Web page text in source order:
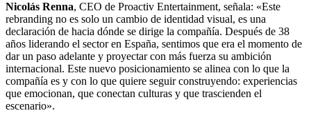
Nicolás Renna, CEO de Proactiv Entertainment, señala: «Este
rebranding no es solo un cambio de identidad visual, es una
declaración de hacia dónde se dirige la compañía. Después de 38
años liderando el sector en España, sentimos que era el momento de
dar un paso adelante y proyectar con más fuerza su ambición
internacional. Este nuevo posicionamiento se alinea con lo que la
compañía es y con lo que quiere seguir construyendo: experiencias
que emocionan, que conectan culturas y que trascienden el
escenario».